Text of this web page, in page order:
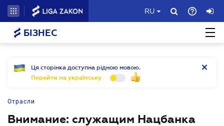
RU
БІЗНЕС
Ця сторінка доступна рідною мовою.
Перейти на українську
Отрасли
Внимание: служащим Нацбанка